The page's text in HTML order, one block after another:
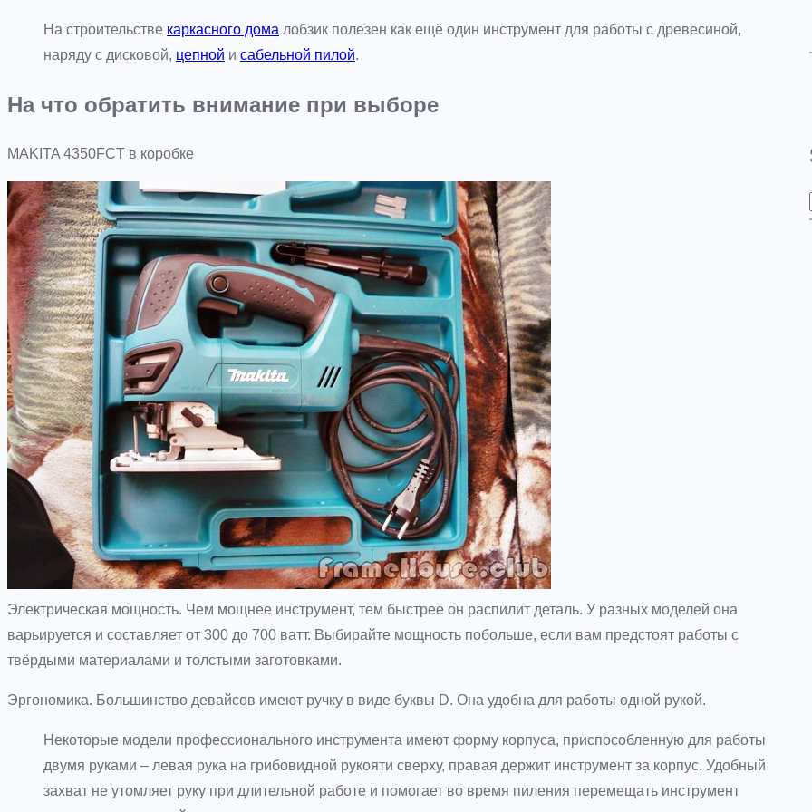
На строительстве каркасного дома лобзик полезен как ещё один инструмент для работы с древесиной,
наряду с дисковой, цепной и сабельной пилой.
На что обратить внимание при выборе
MAKITA 4350FCT в коробке
Электрическая мощность. Чем мощнее инструмент, тем быстрее он распилит деталь. У разных моделей она
варьируется и составляет от 300 до 700 ватт. Выбирайте мощность побольше, если вам предстоят работы с
твёрдыми материалами и толстыми заготовками.
Эргономика. Большинство девайсов имеют ручку в виде буквы D. Она удобна для работы одной рукой.
Некоторые модели профессионального инструмента имеют форму корпуса, приспособленную для работы
двумя руками – левая рука на грибовидной рукояти сверху, правая держит инструмент за корпус. Удобный
захват не утомляет руку при длительной работе и помогает во время пиления перемещать инструмент